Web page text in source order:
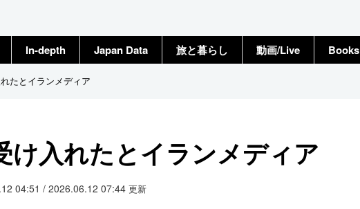
In-depth Japan Data 旅と暮らし 動画/Live Books
たとイランメディア
け入れたとイランメディア
04:51 / 2026.06.12 07:44 更新